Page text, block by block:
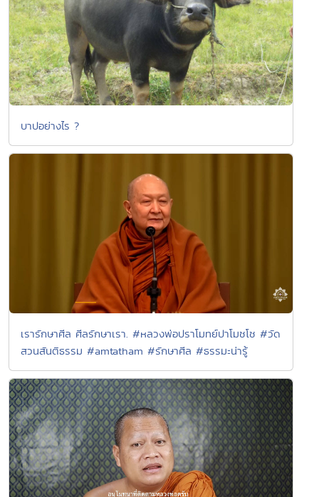
บาปอย่างไร ?
เรารักษาศีล ศีลรักษาเรา. #หลวงพ่อปราโมทย์ปาโมชโช #วัด
สวนสันติธรรม #amtatham #รักษาศีล #ธรรมะน่ารู้